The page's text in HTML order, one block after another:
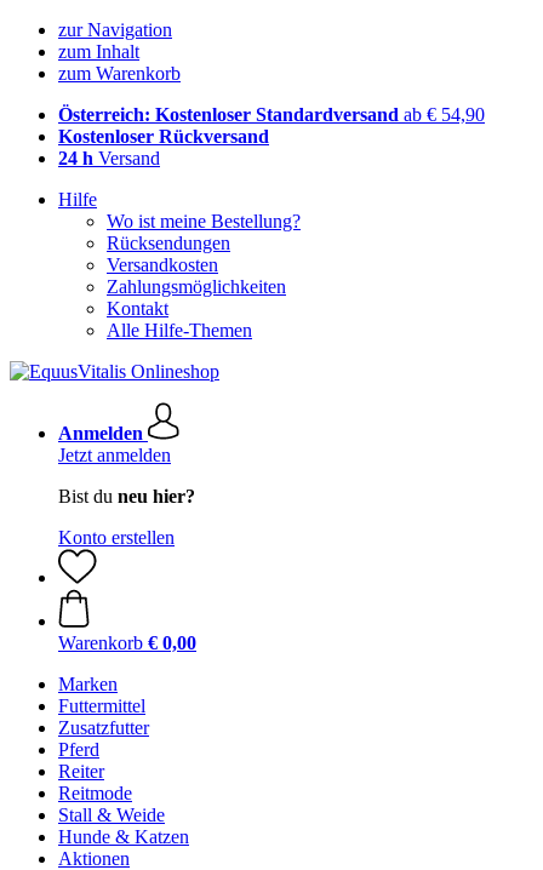
zur Navigation
zum Inhalt
zum Warenkorb
Österreich: Kostenloser Standardversand ab € 54,90
Kostenloser Rückversand
24 h Versand
Hilfe
Wo ist meine Bestellung?
Rücksendungen
Versandkosten
Zahlungsmöglichkeiten
Kontakt
Alle Hilfe-Themen
Anmelden
Jetzt anmelden
Bist du neu hier?
Konto erstellen
Warenkorb € 0,00
Marken
Futtermittel
Zusatzfutter
Pferd
Reiter
Reitmode
Stall & Weide
Hunde & Katzen
Aktionen